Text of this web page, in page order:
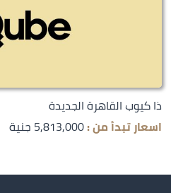
ذا كيوب القاهرة الجديدة
اسعار تبدأ من :5,813,000 جنية